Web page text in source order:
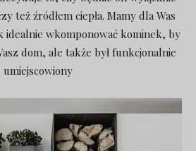
też źródłem ciepła. Mamy dla Was
idealnie wkomponować kominek, by
dom, ale także był funkcjonalnie
umiejscowiony